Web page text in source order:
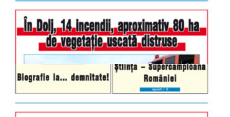
duminică
9.00 - 12.00